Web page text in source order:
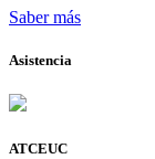
Saber más
Asistencia
ATCEUC